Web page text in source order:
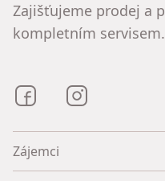
Zajišťujeme prodej a
kompletním servisem.
Bezrealitky na
Zájemci